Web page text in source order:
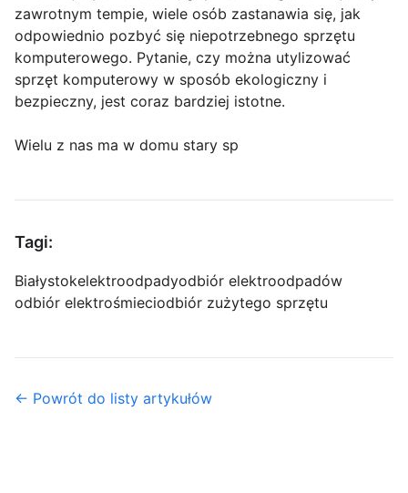
zawrotnym tempie, wiele osób zastanawia się, jak
odpowiednio pozbyć się niepotrzebnego sprzętu
komputerowego. Pytanie, czy można utylizować
sprzęt komputerowy w sposób ekologiczny i
bezpieczny, jest coraz bardziej istotne.
Wielu z nas ma w domu stary sp
Tagi:
Białystokelektroodpadyodbiór elektroodpadów
odbiór elektrośmieciodbiór zużytego sprzętu
← Powrót do listy artykułów